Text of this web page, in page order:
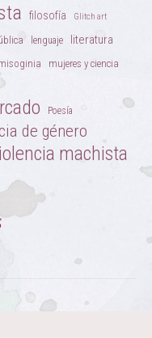
filosofía Glitch art
lenguaje literatura
mujeres y ciencia
Poesía
de género
machista